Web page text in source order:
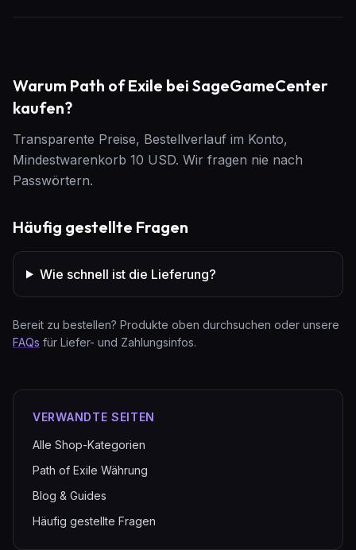
Warum Path of Exile bei SageGameCenter
kaufen?
Transparente Preise, Bestellverlauf im Konto,
Mindestwarenkorb 10 USD. Wir fragen nie nach
Passwörtern.
Häufig gestellte Fragen
Wie schnell ist die Lieferung?
Bereit zu bestellen? Produkte oben durchsuchen oder unsere
FAQs für Liefer- und Zahlungsinfos.
VERWANDTE SEITEN
Alle Shop-Kategorien
Path of Exile Währung
Blog & Guides
Häufig gestellte Fragen